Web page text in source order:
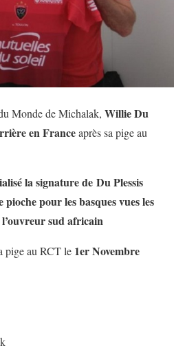
Monde de Michalak, Willie Du
en Franceaprès sa pige au
la signature de Du Plessis
pour les basques vues les
sud africain
pige au RCT le 1er Novembre